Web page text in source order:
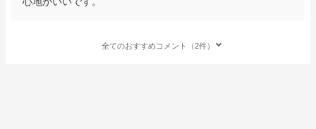
全てのおすすめコメント（2件）